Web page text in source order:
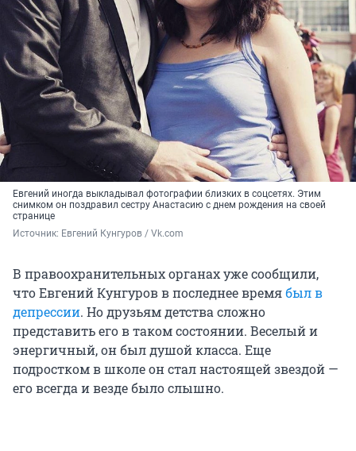
Евгений иногда выкладывал фотографии близких в соцсетях. Этим
снимком он поздравил сестру Анастасию с днем рождения на своей
странице
Источник: Евгений Кунгуров / Vk.com
В правоохранительных органах уже сообщили,
что Евгений Кунгуров в последнее времябыл в
депрессии. Но друзьям детства сложно
представить его в таком состоянии. Веселый и
энергичный, он был душой класса. Еще
подростком в школе он стал настоящей звездой —
его всегда и везде было слышно.